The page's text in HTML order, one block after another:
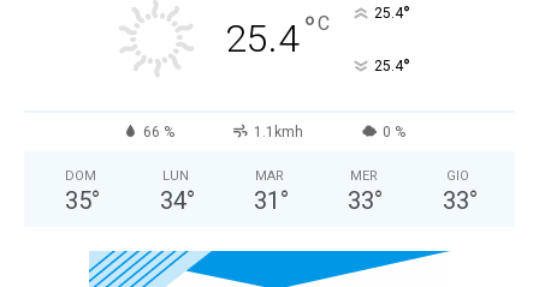
25.4°C 25.4°
25.4°
66 % 1.1kmh 0 %
DOM
35°
LUN
34°
MAR
31 °
MER
33°
GIO
33°